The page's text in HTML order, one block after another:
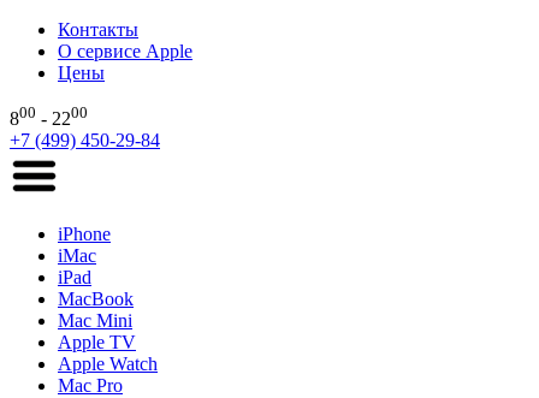
Контакты
О сервисе Apple
Цены
800 - 2200
+7 (499) 450-29-84
iPhone
iMac
iPad
MacBook
Mac Mini
Apple TV
Apple Watch
Mac Pro